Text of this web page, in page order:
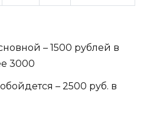
– 1500 рублей в
3000
– 2500 руб. в